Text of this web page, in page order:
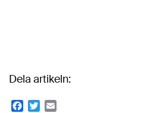
Dela artikeln:
Facebook
Twitter